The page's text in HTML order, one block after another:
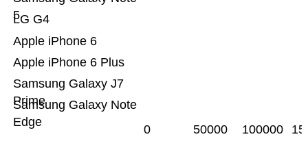
Samsung Galaxy Note
Edge
Samsung Galaxy J7
Prime
Apple iPhone 6 Plus
Apple iPhone 6
LG G4
5
0 50000 100000